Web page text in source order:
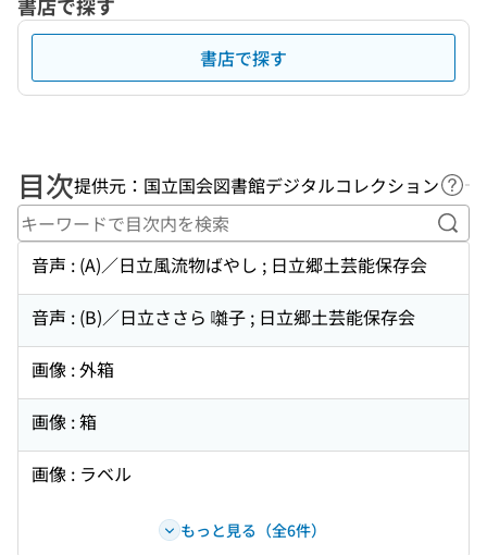
書店で探す
目次提供元：国立国会図書館デジタルコレクション ヘ
キ
音声 : (A)／日立風流物ばやし ; 日立郷土芸能保存会
音声 : (B)／日立ささら 囃子 ; 日立郷土芸能保存会
画像 : 外箱
画像 : 箱
画像 : ラベル
もっと見る（全6件）